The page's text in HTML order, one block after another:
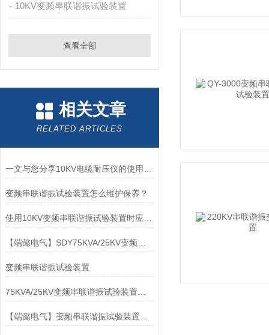
10KV变频串联谐振试验装置
查看全部
相关文章
RELATED ARTICLES
变频串联谐振试验装置怎么维护保养？
变频串联谐振试验装置